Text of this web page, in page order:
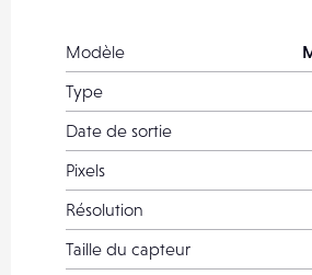
Modèle
Type
Date de sortie
Pixels
Résolution
Taille du capteur